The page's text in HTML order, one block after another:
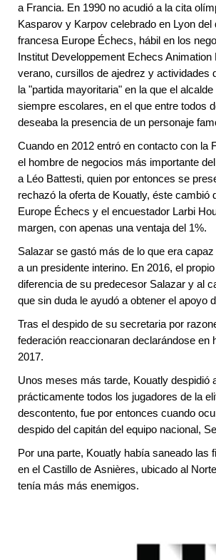
a Francia. En 1990 no acudió a la cita
Kasparov y Karpov celebrado en Lyon
francesa Europe Échecs, hábil en los
Institut Developpement Echecs
verano, cursillos de ajedrez y actividades
la "partida mayoritaria" en la que el
siempre escolares, en el que entre todos
deseaba la presencia de un personaje
Cuando en 2012 entró en contacto con la
el hombre de negocios más importante
a Léo Battesti, quien por entonces se
rechazó la oferta de Kouatly, éste
Europe Échecs y el encuestador Larbi
margen, con apenas una ventaja del 1%.
Salazar se gastó más de lo que era
a un presidente interino. En 2016, el
diferencia de su predecesor Salazar y al
que sin duda le ayudó a obtener el apoyo
Tras el despido de su secretaria por
federación reaccionaran declarándose en
2017.
Unos meses más tarde, Kouatly despidió
prácticamente todos los jugadores de la
descontento, fue por entonces cuando
despido del capitán del equipo nacional,
Por una parte, Kouatly había saneado las
en el Castillo de Asnières, ubicado al
tenía más más enemigos.